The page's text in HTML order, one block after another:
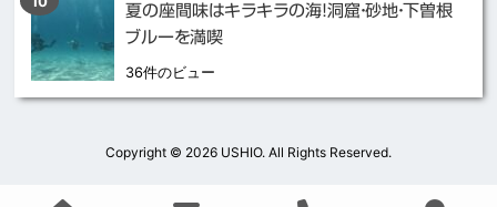
夏の座間味はキラキラの海！洞窟・砂地・下曽根
ブルーを満喫
36件のビュー
Copyright © 2026 USHIO. All Rights Reserved.